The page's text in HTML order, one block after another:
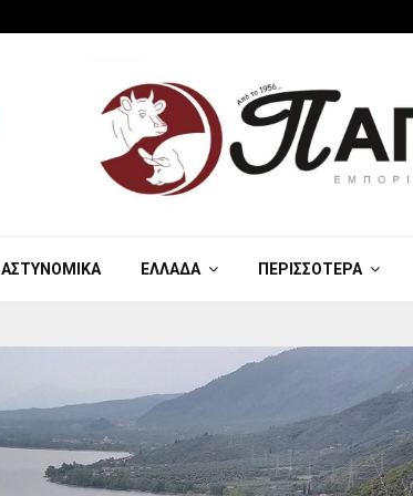
ΑΣΤΥΝΟΜΙΚΆ ΕΛΛΆΔΑ ΠΕΡΙΣΣΌΤΕΡΑ